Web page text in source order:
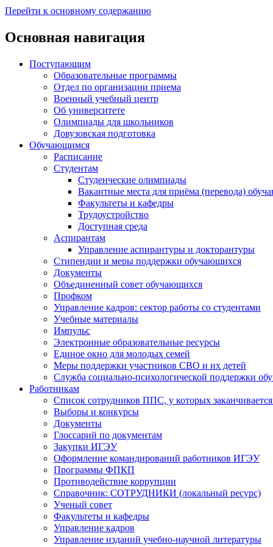
Перейти к основному содержанию
Основная навигация
Поступающим
Образовательные программы
Отдел по организации приема
Военный учебный центр
Об университете
Олимпиады для школьников
Довузовская подготовка
Обучающимся
Расписание
Студентам
Студенческие олимпиады
Вакантные места для приёма (перевода)
Факультеты и кафедры
Трудоустройство
Доступная среда
Аспирантам
Управление аспирантуры и докторантуры
Стипендии и меры поддержки обучающихся
Документы
Объединенный совет обучающихся
Профком
Управление кадров: сектор работы со студентами
Учебные материалы
Импульс
Электронные образовательные ресурсы
Единое окно для молодых семей
Меры поддержки участников СВО и их детей
Служба социально-психологической поддержки
Работникам
Список сотрудников ППС, у которых заканчивается
Выборы и конкурсы
Документы
Глоссарий по документам
Закупки ИГЭУ
Оформление командирований работников ИГЭУ
Программы ФПКП
Противодействие коррупции
Справочник: СОТРУДНИКИ (локальный ресурс)
Ученый совет
Факультеты и кафедры
Управление кадров
Управление изданий учебно-научной литературы